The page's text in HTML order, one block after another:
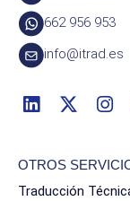
662 956 953
info@itrad.es
OTROS
Traducción